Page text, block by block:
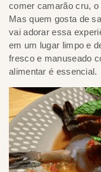
comer camarão cru, o
Mas quem gosta de
vai adorar essa
em um lugar limpo e
fresco e manuseado
alimentar é essencial.